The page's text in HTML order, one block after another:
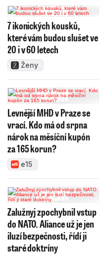
7 ikonických kousků,
které vám budou slušet ve
20 i v 60 letech
Ženy
Levnější MHD v Praze se
vrací. Kdo má od srpna
nárok na měsíční kupón
za 165 korun?
e15
Zalužnyj zpochybnil vstup
do NATO. Aliance už je jen
iluzí bezpečnosti, řídí ji
staré doktríny